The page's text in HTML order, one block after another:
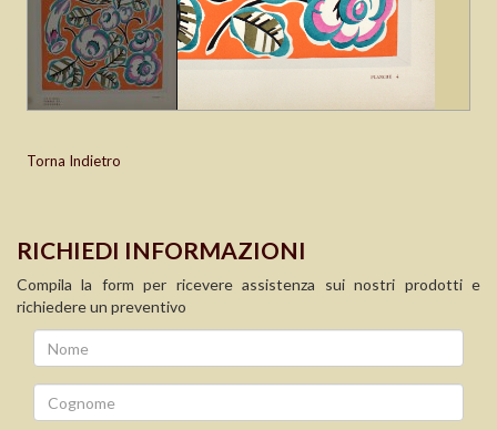
Torna Indietro
RICHIEDI INFORMAZIONI
Compila la form per ricevere assistenza sui nostri prodotti e
richiedere un preventivo